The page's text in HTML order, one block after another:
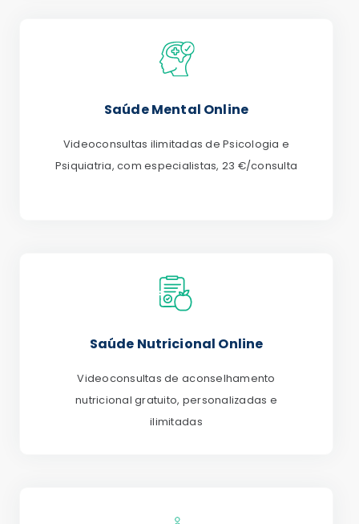
Saúde Mental Online
Videoconsultas ilimitadas de Psicologia e
Psiquiatria, com especialistas, 23 €/consulta
Saúde Nutricional Online
Videoconsultas de aconselhamento
nutricional gratuito, personalizadas e
ilimitadas